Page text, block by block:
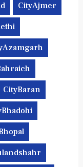
CityAjmer
CityBaran